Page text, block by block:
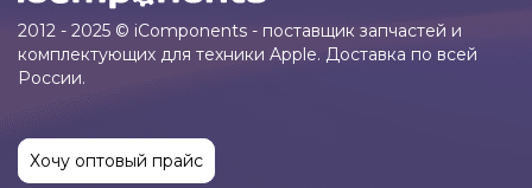
2012 - 2025 © iComponents - поставщик запчастей и
комплектующих для техники Apple. Доставка по всей
России.
Хочу оптовый прайс